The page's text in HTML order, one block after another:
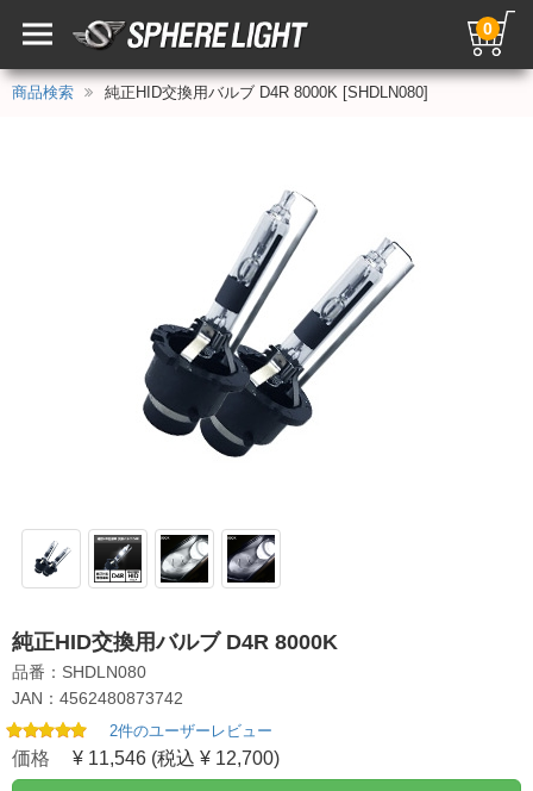
0
商品検索 純正HID交換用バルブ D4R 8000K [SHDLN080]
純正HID交換用バルブ D4R 8000K
品番：SHDLN080
JAN：4562480873742
2件のユーザーレビュー
価格 ¥ 11,546 (税込 ¥ 12,700)